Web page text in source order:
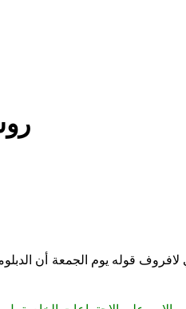
قوله يوم الجمعة أن